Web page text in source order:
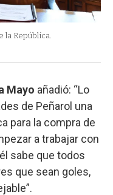
República.
Mayo añadió: “Lo
de Peñarol una
para la compra de
a trabajar con
sabe que todos
que sean goles,